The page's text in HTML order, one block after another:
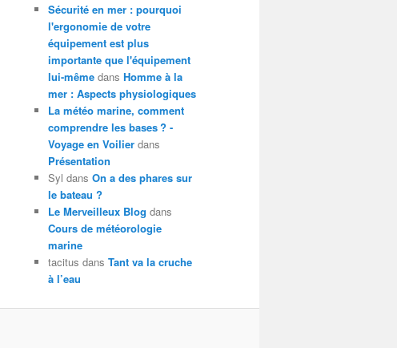
Sécurité en mer : pourquoi
l'ergonomie de votre
équipement est plus
importante que l'équipement
lui-même dans Homme à la
mer : Aspects physiologiques
La météo marine, comment
comprendre les bases ? -
Voyage en Voilier dans
Présentation
Syl dans On a des phares sur
le bateau ?
Le Merveilleux Blog dans
Cours de météorologie
marine
tacitus dans Tant va la cruche
à l’eau